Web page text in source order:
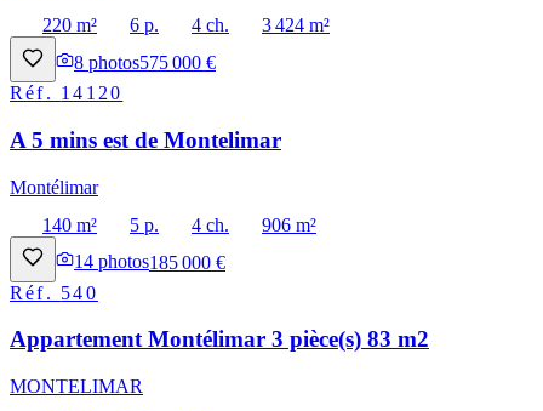
220 m²
6 p. 4 ch.
3 424 m²
8 photos575 000 €
Réf. 14120
A 5 mins est de Montelimar
Montélimar
140 m²
5 p. 4 ch.
906 m²
14 photos185 000 €
Réf. 540
Appartement Montélimar 3 pièce(s) 83 m2
MONTELIMAR